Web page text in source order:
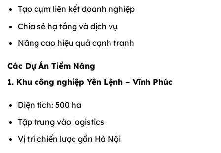
Tạo cụm liên kết doanh nghiệp
Chia sẻ hạ tầng và dịch vụ
Nâng cao hiệu quả cạnh tranh
Các Dự Án Tiềm Năng
1. Khu công nghiệp Yên Lệnh – Vĩnh Phúc
Diện tích: 500 ha
Tập trung vào logistics
Vị trí chiến lược gần Hà Nội